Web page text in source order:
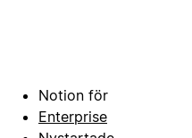
Notion för
Enterprise